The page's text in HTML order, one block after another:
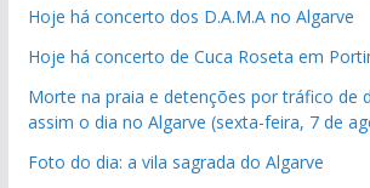
Hoje há concerto dos D.A.M.A no Algarve
Hoje há concerto de Cuca Roseta em
Morte na praia e detenções por tráfico de
assim o dia no Algarve (sexta-feira, 7 de
Foto do dia: a vila sagrada do Algarve